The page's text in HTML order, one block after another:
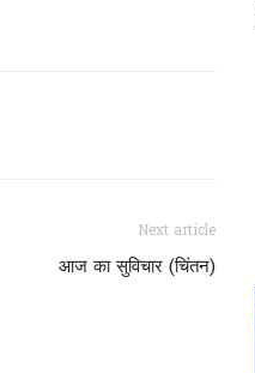
Next article
आज का सुविचार (चिंतन)